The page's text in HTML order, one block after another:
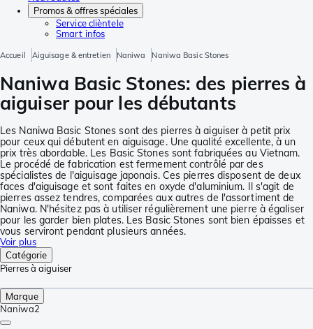
Promos & offres spéciales
Service clièntele
Smart infos
Accueil Aiguisage & entretien Naniwa Naniwa Basic Stones
Naniwa Basic Stones: des pierres à
aiguiser pour les débutants
Les Naniwa Basic Stones sont des pierres à aiguiser à petit prix
pour ceux qui débutent en aiguisage. Une qualité excellente, à un
prix très abordable. Les Basic Stones sont fabriquées au Vietnam.
Le procédé de fabrication est fermement contrôlé par des
spécialistes de l'aiguisage japonais. Ces pierres disposent de deux
faces d'aiguisage et sont faites en oxyde d'aluminium. Il s'agit de
pierres assez tendres, comparées aux autres de l'assortiment de
Naniwa. N'hésitez pas à utiliser régulièrement une pierre à égaliser
pour les garder bien plates. Les Basic Stones sont bien épaisses et
vous serviront pendant plusieurs années.
Voir plus
Catégorie
Pierres à aiguiser
Marque
Naniwa2